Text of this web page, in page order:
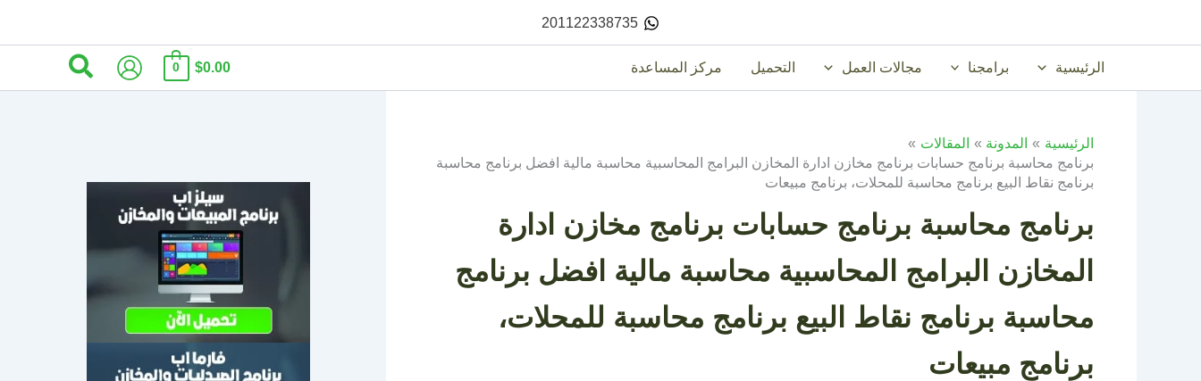
201122338735
الرئيسية برامجنا مجالات العمل التحميل مركز المساعدة $0.00
0 البحث
الرئيسية المدونة
المقالات
برنامج محاسبة برنامج حسابات برنامج مخازن ادارة المخازن البرامج المحاسبية محاسبة مالية افضل برنامج محاسبة
برنامج نقاط البيع برنامج محاسبة للمحلات، برنامج مبيعات
برنامج محاسبة برنامج حسابات برنامج مخازن ادارة
المخازن البرامج المحاسبية محاسبة مالية افضل برنامج
محاسبة برنامج نقاط البيع برنامج محاسبة للمحلات،
برنامج مبيعات